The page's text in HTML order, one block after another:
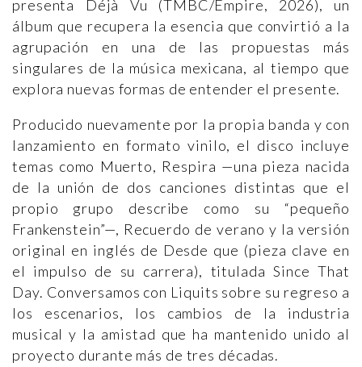
presenta Déjà Vu (TMBC/Empire, 2026), un
álbum que recupera la esencia que convirtió a la
agrupación en una de las propuestas más
singulares de la música mexicana, al tiempo que
explora nuevas formas de entender el presente.
Producido nuevamente por la propia banda y con
lanzamiento en formato vinilo, el disco incluye
temas como Muerto, Respira —una pieza nacida
de la unión de dos canciones distintas que el
propio grupo describe como su “pequeño
Frankenstein”—, Recuerdo de verano y la versión
original en inglés de Desde que (pieza clave en
el impulso de su carrera), titulada Since That
Day. Conversamos con Liquits sobre su regreso a
los escenarios, los cambios de la industria
musical y la amistad que ha mantenido unido al
proyecto durante más de tres décadas.